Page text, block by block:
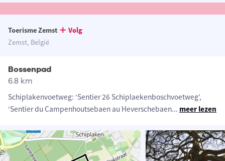
Toerisme Zemst
Volg
Zemst, België
Bossenpad
6.8 km
Schiplakenvoetweg: ‘Sentier 26 Schiplaekenboschvoetweg’,
‘Sentier du Campenhoutsebaen au Heverschebaen... meer lezen